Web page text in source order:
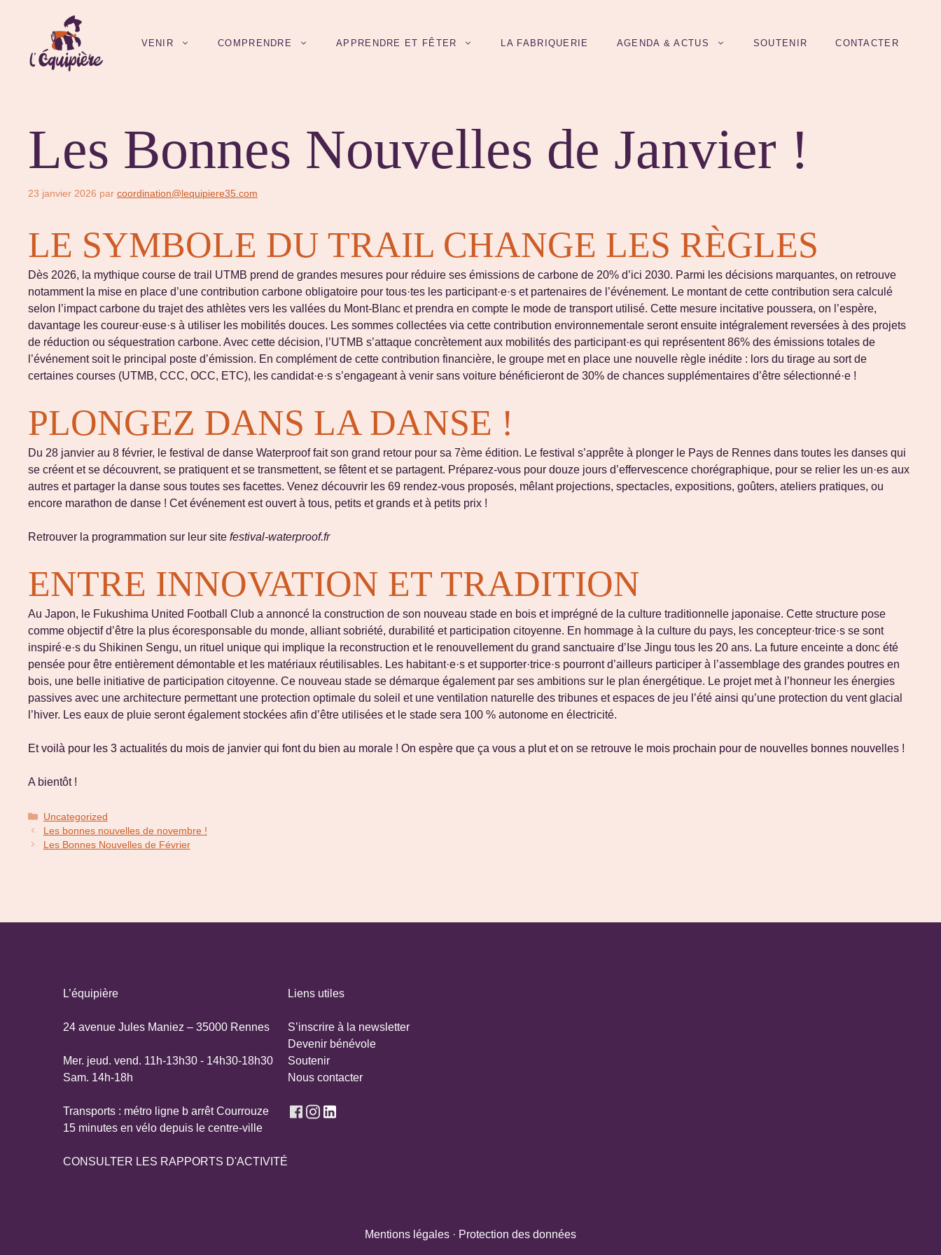
VENIR COMPRENDRE APPRENDRE ET FÊTER LA FABRIQUERIE AGENDA & ACTUS SOUTENIR CONTACTER
Les Bonnes Nouvelles de Janvier !
23 janvier 2026 par coordination@lequipiere35.com
LE SYMBOLE DU TRAIL CHANGE LES RÈGLES
Dès 2026, la mythique course de trail UTMB prend de grandes mesures pour réduire ses émissions de carbone de 20% d’ici 2030. Parmi les décisions marquantes, on retrouve
notamment la mise en place d’une contribution carbone obligatoire pour tous·tes les participant·e·s et partenaires de l’événement. Le montant de cette contribution sera calculé
selon l’impact carbone du trajet des athlètes vers les vallées du Mont-Blanc et prendra en compte le mode de transport utilisé. Cette mesure incitative poussera, on l’espère,
davantage les coureur·euse·s à utiliser les mobilités douces. Les sommes collectées via cette contribution environnementale seront ensuite intégralement reversées à des projets
de réduction ou séquestration carbone. Avec cette décision, l’UTMB s’attaque concrètement aux mobilités des participant·es qui représentent 86% des émissions totales de
l’événement soit le principal poste d’émission. En complément de cette contribution financière, le groupe met en place une nouvelle règle inédite : lors du tirage au sort de
certaines courses (UTMB, CCC, OCC, ETC), les candidat·e·s s’engageant à venir sans voiture bénéficieront de 30% de chances supplémentaires d’être sélectionné·e !
PLONGEZ DANS LA DANSE !
Du 28 janvier au 8 février, le festival de danse Waterproof fait son grand retour pour sa 7ème édition. Le festival s’apprête à plonger le Pays de Rennes dans toutes les danses qui
se créent et se découvrent, se pratiquent et se transmettent, se fêtent et se partagent. Préparez-vous pour douze jours d’effervescence chorégraphique, pour se relier les un·es aux
autres et partager la danse sous toutes ses facettes. Venez découvrir les 69 rendez-vous proposés, mêlant projections, spectacles, expositions, goûters, ateliers pratiques, ou
encore marathon de danse ! Cet événement est ouvert à tous, petits et grands et à petits prix !
Retrouver la programmation sur leur site festival-waterproof.fr
ENTRE INNOVATION ET TRADITION
Au Japon, le Fukushima United Football Club a annoncé la construction de son nouveau stade en bois et imprégné de la culture traditionnelle japonaise. Cette structure pose
comme objectif d’être la plus écoresponsable du monde, alliant sobriété, durabilité et participation citoyenne. En hommage à la culture du pays, les concepteur·trice·s se sont
inspiré·e·s du Shikinen Sengu, un rituel unique qui implique la reconstruction et le renouvellement du grand sanctuaire d’Ise Jingu tous les 20 ans. La future enceinte a donc été
pensée pour être entièrement démontable et les matériaux réutilisables. Les habitant·e·s et supporter·trice·s pourront d’ailleurs participer à l’assemblage des grandes poutres en
bois, une belle initiative de participation citoyenne. Ce nouveau stade se démarque également par ses ambitions sur le plan énergétique. Le projet met à l’honneur les énergies
passives avec une architecture permettant une protection optimale du soleil et une ventilation naturelle des tribunes et espaces de jeu l’été ainsi qu’une protection du vent glacial
l’hiver. Les eaux de pluie seront également stockées afin d’être utilisées et le stade sera 100 % autonome en électricité.
Et voilà pour les 3 actualités du mois de janvier qui font du bien au morale ! On espère que ça vous a plut et on se retrouve le mois prochain pour de nouvelles bonnes nouvelles !
A bientôt !
Catégories
Uncategorized
Les bonnes nouvelles de novembre !
Les Bonnes Nouvelles de Février
L’équipière
24 avenue Jules Maniez – 35000 Rennes
Mer. jeud. vend. 11h-13h30 - 14h30-18h30
Sam. 14h-18h
Transports : métro ligne b arrêt Courrouze
15 minutes en vélo depuis le centre-ville
CONSULTER LES RAPPORTS D'ACTIVITÉ
Liens utiles
S’inscrire à la newsletter
Devenir bénévole
Soutenir
Nous contacter
Mentions légales · Protection des données